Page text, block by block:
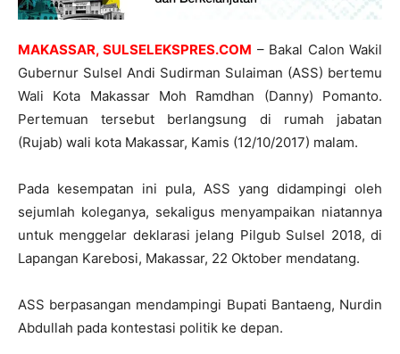
MAKASSAR, SULSELEKSPRES.COM – Bakal Calon Wakil
Gubernur Sulsel Andi Sudirman Sulaiman (ASS) bertemu
Wali Kota Makassar Moh Ramdhan (Danny) Pomanto.
Pertemuan tersebut berlangsung di rumah jabatan
(Rujab) wali kota Makassar, Kamis (12/10/2017) malam.
Pada kesempatan ini pula, ASS yang didampingi oleh
sejumlah koleganya, sekaligus menyampaikan niatannya
untuk menggelar deklarasi jelang Pilgub Sulsel 2018, di
Lapangan Karebosi, Makassar, 22 Oktober mendatang.
ASS berpasangan mendampingi Bupati Bantaeng, Nurdin
Abdullah pada kontestasi politik ke depan.